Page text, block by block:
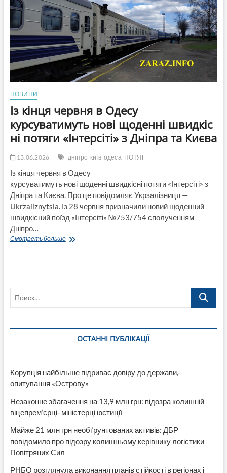
3-
ліцеїв
4-
х
гімназій,
працівниками
НОВИНИ
Із кінця червня в Одесу
курсуватимуть нові щоденні швидкіс
ні потяги «Інтерсіті» з Дніпра та Києва
13.06.2026 дніпро київ одеса ПОТЯГ
Із кінця червня в Одесу
курсуватимуть нові щоденні швидкісні потяги «Інтерсіті» з
Дніпра та Києва. Про це повідомляє Укрзалізниця —
Ukrzaliznytsia. Із 28 червня призначили новий щоденний
швидкісний поїзд «Інтерсіті» №753/754 сполученням
Дніпро…
Смотреть большеІз
Поиск…
ОСТАННІ ПУБЛІКАЦІЇ
Корупція найбільше підриває довіру до держави,-
опитування «Острову»
Незаконне збагачення на 13,9 млн грн: підозра колишній
віцепрем’єрці- міністерці юстиції
Майже 21 млн грн необґрунтованих активів: ДБР
повідомило про підозру колишньому керівнику логістики
Повітряних Сил
РНБО розглянула виконання планів стійкості в регіонах і